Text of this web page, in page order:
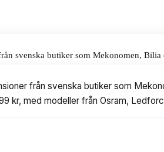
svenska butiker som Mekonomen,
från svenska butiker som
kr, med modeller från Osram,